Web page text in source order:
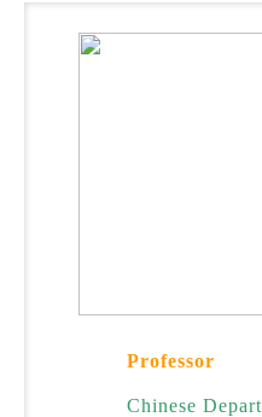
Professor
Chinese